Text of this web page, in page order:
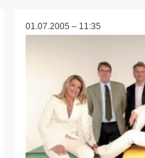
01.07.2005 – 11:35